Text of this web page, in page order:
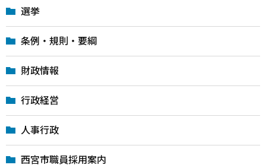
選挙
条例・規則・要綱
財政情報
行政経営
人事行政
西宮市職員採用案内